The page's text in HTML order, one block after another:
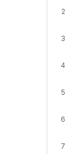
2
3
4
5
6
7